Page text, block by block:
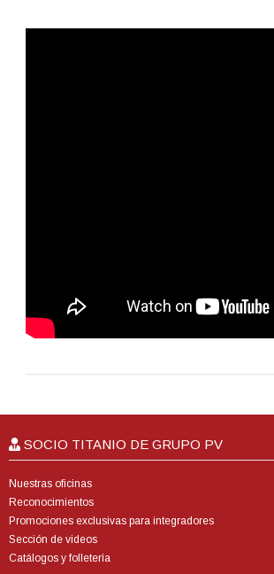
SOCIO TITANIO DE GRUPO PV
Nuestras oficinas
Reconocimientos
Promociones exclusivas para integradores
Sección de videos
Catálogos y folletería